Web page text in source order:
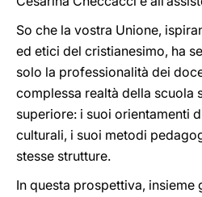
So che la vostra Unione,
ed etici del cristianesimo, ha
solo la professionalità dei
complessa realtà della scuola
superiore: i suoi orientamenti
culturali, i suoi metodi
stesse strutture.
In questa prospettiva, insieme